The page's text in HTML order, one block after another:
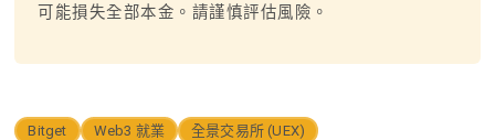
可能損失全部本金。請謹慎評估風險。
Bitget Web3 就業 全景交易所 (UEX)